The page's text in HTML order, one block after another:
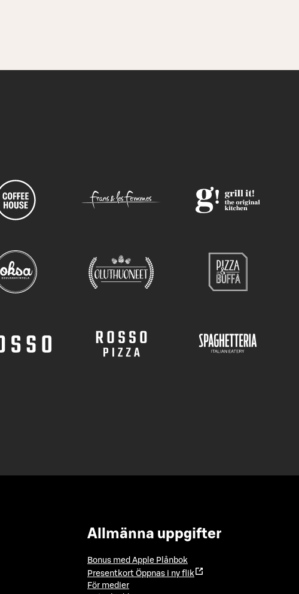
Allmänna uppgifter
Bonus med Apple Plånbok
Presentkort Öppnas i ny flik
För medier